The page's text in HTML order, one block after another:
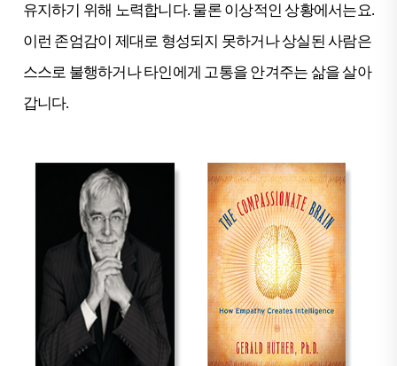
유지하기 위해 노력합니다. 물론 이상적인 상황에서는요.
이런 존엄감이 제대로 형성되지 못하거나 상실된 사람은
스스로 불행하거나 타인에게 고통을 안겨주는 삶을 살아
갑니다.